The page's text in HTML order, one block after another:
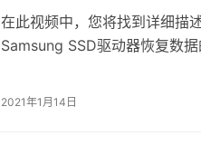
在此视频中，您将找到详细描
Samsung SSD驱动器恢复数
2021年1月14日